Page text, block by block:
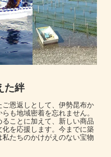
た絆
恩返しとして、伊勢昆布か
も地域密着を忘れません。
ことに加えて、新しい商品
を応援します。今までに築
たちのかけがえのない宝物